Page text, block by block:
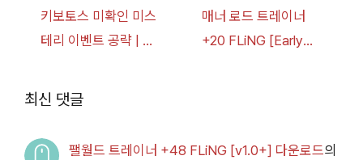
키보토스 미확인 미스
테리 이벤트 공략 | 블
매너 로드 트레이너
+20 FLiNG [Early
최신 댓글
팰월드 트레이너 +48 FLiNG [v1.0+] 다운로드의